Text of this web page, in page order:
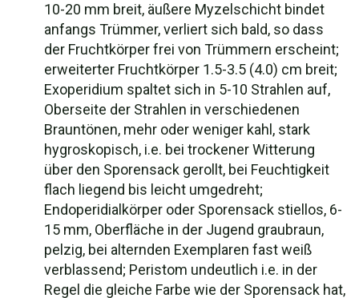
10-20 mm breit, äußere Myzelschicht bindet
anfangs Trümmer, verliert sich bald, so dass
der Fruchtkörper frei von Trümmern erscheint;
erweiterter Fruchtkörper 1.5-3.5 (4.0) cm breit;
Exoperidium spaltet sich in 5-10 Strahlen auf,
Oberseite der Strahlen in verschiedenen
Brauntönen, mehr oder weniger kahl, stark
hygroskopisch, i.e. bei trockener Witterung
über den Sporensack gerollt, bei Feuchtigkeit
flach liegend bis leicht umgedreht;
Endoperidialkörper oder Sporensack stiellos, 6-
15 mm, Oberfläche in der Jugend graubraun,
pelzig, bei alternden Exemplaren fast weiß
verblassend; Peristom undeutlich i.e. in der
Regel die gleiche Farbe wie der Sporensack hat,